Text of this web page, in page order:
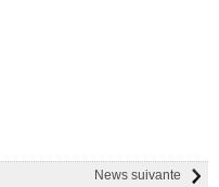
News suivante